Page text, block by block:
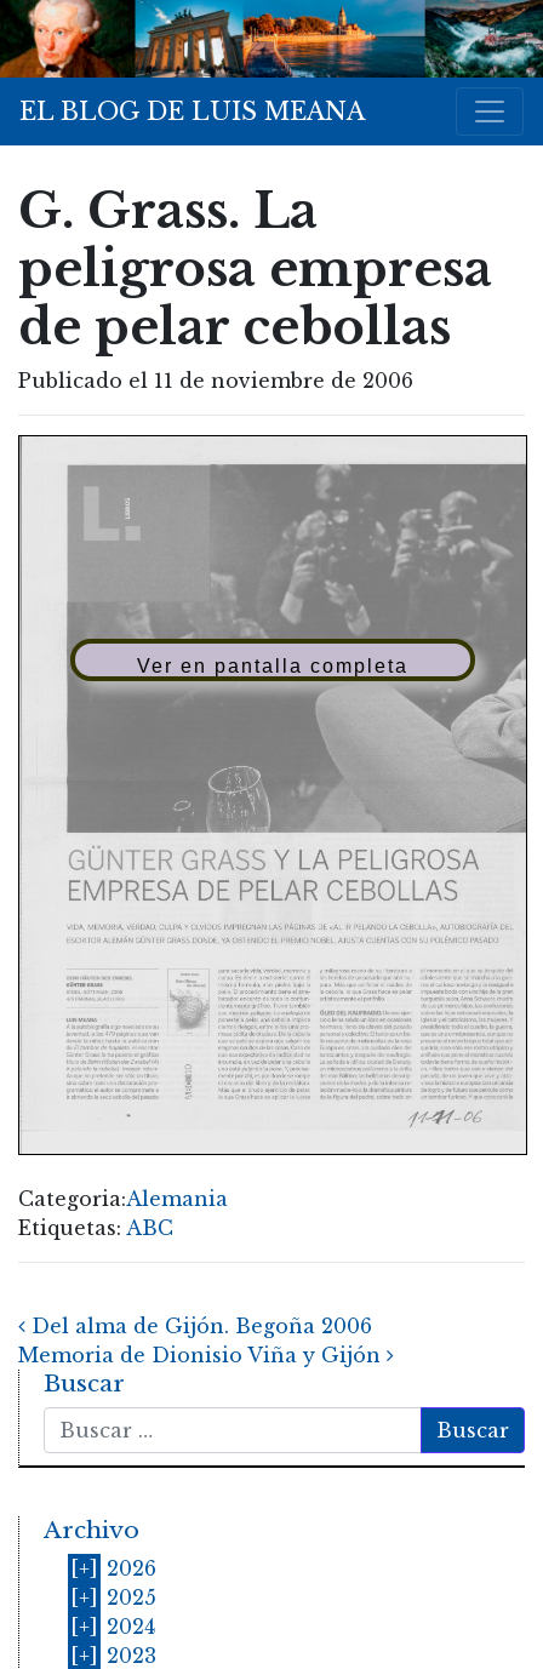
EL BLOG DE LUIS MEANA
G. Grass. La
peligrosa empresa
de pelar cebollas
Publicado el 11 de noviembre de 2006
Ver en pantalla completa
Categoria:Alemania
Etiquetas: ABC
Post navigation
Del alma de Gijón. Begoña 2006
Memoria de Dionisio Viña y Gijón
Buscar
Buscar
Archivo
[+]
2026
[+]
2025
[+]
2024
[+]
2023